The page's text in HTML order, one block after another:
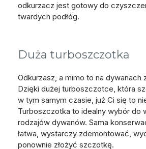
odkurzacz jest gotowy do
twardych podłóg.
Duża turboszczotka
Odkurzasz, a mimo to na dywanach
Dzięki dużej turboszczotce, która
w tym samym czasie, już Ci się to
Turboszczotka to idealny wybór do
rodzajów dywanów. Sama
łatwa, wystarczy zdemontować,
ponownie złożyć szczotkę.